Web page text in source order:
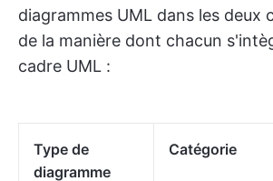
diagrammes UML dans les deux
de la manière dont chacun
cadre UML :
Type de
diagramme
Catégorie